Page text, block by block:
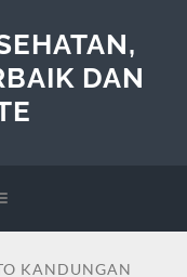
DAN
KANDUNGAN